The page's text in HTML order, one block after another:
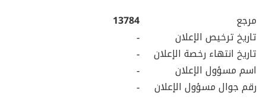
مرجع
13784
تاريخ ترخيص الإعلان
-
تاريخ انتهاء رخصة الإعلان
-
اسم مسؤول الإعلان
-
رقم جوال مسؤول الإعلان
-